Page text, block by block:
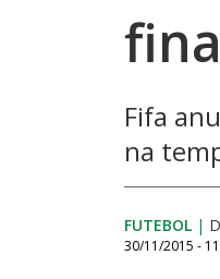
Fifa
na
FUTEBOL |
30/11/2015 -